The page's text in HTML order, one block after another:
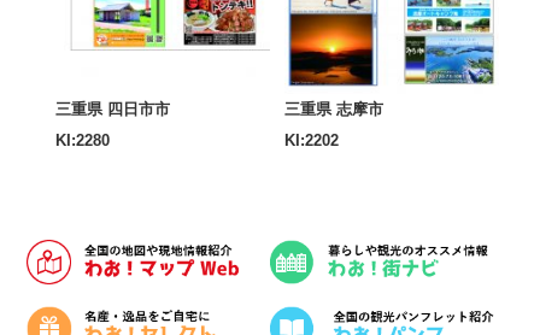
三重県 四日市市
KI:2280
三重県 志摩市
KI:2202